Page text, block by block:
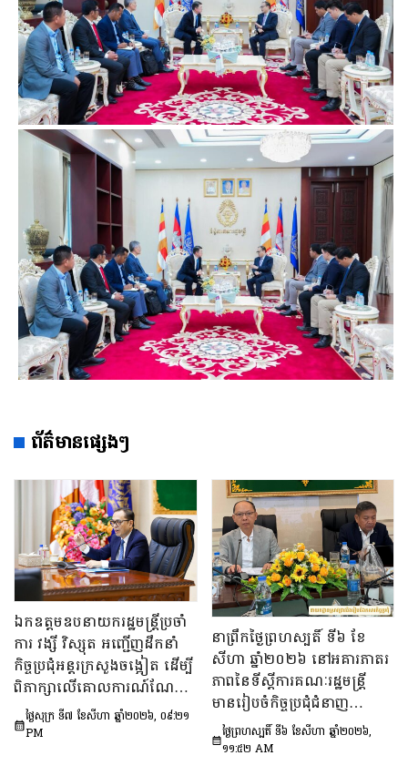
ព័ត៌មានផ្សេងៗ
ឯកឧត្តមឧបនាយករដ្ឋមន្រ្តីប្រចាំ
ការ វង្សី វិស្សុត អញ្ជើញដឹកនាំ
កិច្ចប្រជុំអន្តរក្រសួងចង្អៀត ដើម្បី
ពិភាក្សាលើគោលការណ៍​ណែនាំ
ស្តីពីការរៀបចំប្រកាស ប្រកាស
អន្តរក្រសួង និងប្រកាសរួម របស់
ថ្ងៃសុក្រ ទី៧ ខែសីហា ឆ្នាំ២០២៦, ០៩:២១
PM
នាព្រឹកថ្ងៃព្រហស្បតិ៍ ទី៦ ខែ
សីហា ឆ្នាំ២០២៦ នៅអគារភាតរ
ភាពនៃទីស្តីការគណៈរដ្ឋមន្រ្តី
មានរៀបចំកិច្ចប្រជុំជំនាញ
បច្ចេកទេស ក្រោមអធិបតីភាព
ឯកឧត្តម សុក ផេង រដ្ឋលេខាធិ
ថ្ងៃព្រហស្បតិ៍ ទី៦ ខែសីហា ឆ្នាំ២០២៦,
១១:៥២ AM